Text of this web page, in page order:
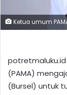
Ketua umum
potretmaluku.id
(PAMA)
(Bursel) untuk